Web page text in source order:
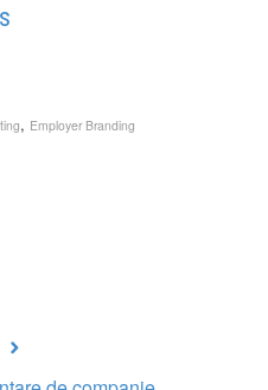
, Employer Branding